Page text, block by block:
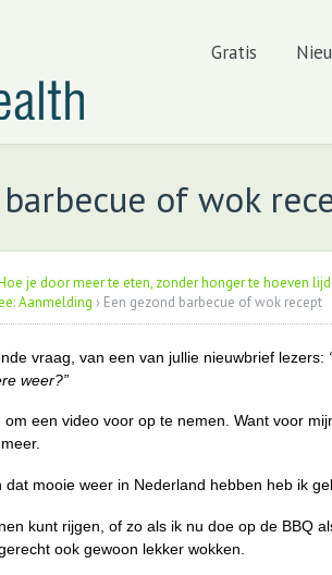
Gratis
of wok
je door meer te eten, zonder honger te hoeven
Aanmelding › Een gezond barbecue of wok recept
vraag, van een van jullie nieuwbrief lezers:
weer?”
een video voor op te nemen. Want voor
mooie weer in Nederland hebben heb ik
kunt rijgen, of zo als ik nu doe op de BBQ
ook gewoon lekker wokken.